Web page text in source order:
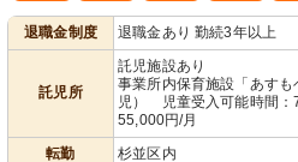
退職金制度 退職金あり 勤続3年以上
託児所
託児施設あり
事業所内保育施設「あす
児） 児童受入可能時間
55,000円/月
転勤
杉並区内